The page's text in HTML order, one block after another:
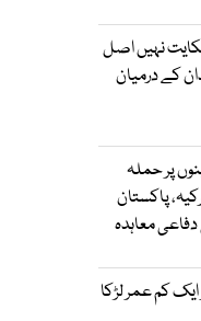
نہیں اصل
کے درمیان
پر حملہ
پاکستان
معاہدہ
کم عمر لڑکا